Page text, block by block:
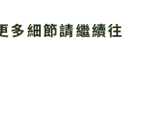
多細節請繼續往